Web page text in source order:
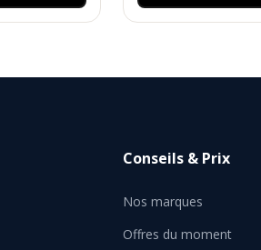
Conseils & Prix
Nos marques
Offres du moment